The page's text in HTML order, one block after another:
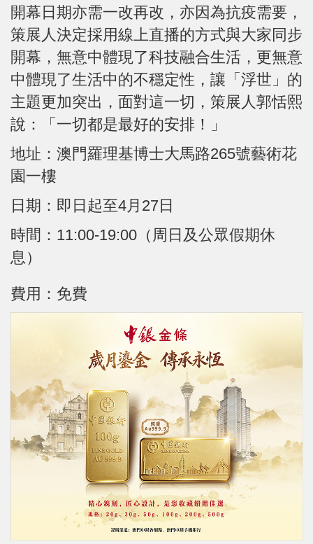
開幕日期亦需一改再改，亦因為抗疫需要，
策展人決定採用線上直播的方式與大家同步
開幕，無意中體現了科技融合生活，更無意
中體現了生活中的不穩定性，讓「浮世」的
主題更加突出，面對這一切，策展人郭恬熙
說：「一切都是最好的安排！」
地址：澳門羅理基博士大馬路265號藝術花
園一樓
日期：即日起至4月27日
時間：11:00-19:00（周日及公眾假期休
息）
費用：免費